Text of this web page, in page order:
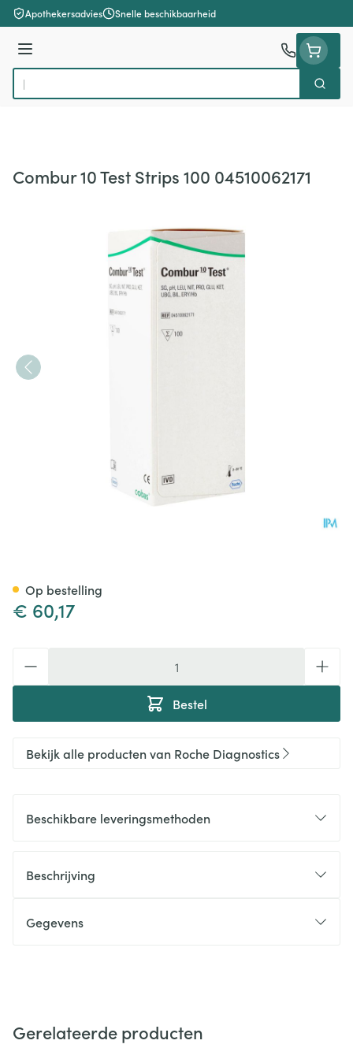
Ga naar de inhoud
Apothekersadvies Snelle beschikbaarheid
Menu
Product, merk, categorie...
Zoek
Combur 10 Test Strips 100 04510062171
€ 60,17
Bestel
Op bestelling
Bekijk alle producten van Roche Diagnostics
Beschikbare leveringsmethoden
Beschrijving
Gegevens
Gerelateerde producten